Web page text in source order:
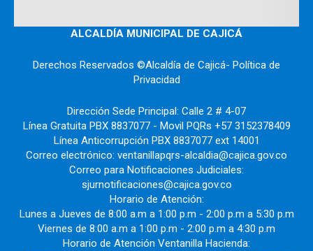
ALCALDÍA MUNICIPAL DE CAJICÁ
Derechos Reservados ©Alcaldía de Cajicá- Política de
Privacidad
Dirección Sede Principal: Calle 2 # 4-07
Línea Gratuita PBX 8837077 - Movil PQRs +57 3152378409
Línea Anticorrupción PBX 8837077 ext 14001
Correo electrónico: ventanillapqrs-alcaldia@cajica.gov.co
Correo para Notificaciones Judiciales:
sjurnotificaciones@cajica.gov.co
Horario de Atención:
Lunes a Jueves de 8:00 a.m a 1:00 p.m - 2:00 p.m a 5:30 p.m
Viernes de 8:00 a.m a 1:00 p.m - 2:00 p.m a 4:30 p.m
Horario de Atención Ventanilla Hacienda: